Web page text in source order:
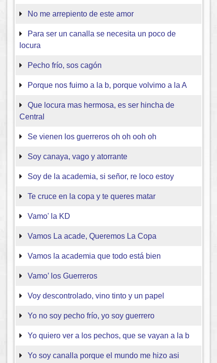
No me arrepiento de este amor
Para ser un canalla se necesita un poco de
locura
Pecho frío, sos cagón
Porque nos fuimo a la b, porque volvimo a la A
Que locura mas hermosa, es ser hincha de
Central
Se vienen los guerreros oh oh ooh oh
Soy canaya, vago y atorrante
Soy de la academia, si señor, re loco estoy
Te cruce en la copa y te queres matar
Vamo' la KD
Vamos La acade, Queremos La Copa
Vamos la academia que todo está bien
Vamo’ los Guerreros
Voy descontrolado, vino tinto y un papel
Yo no soy pecho frío, yo soy guerrero
Yo quiero ver a los pechos, que se vayan a la b
Yo soy canalla porque el mundo me hizo asi